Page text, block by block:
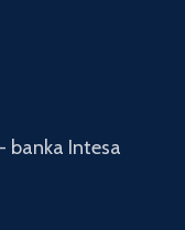
banka Intesa